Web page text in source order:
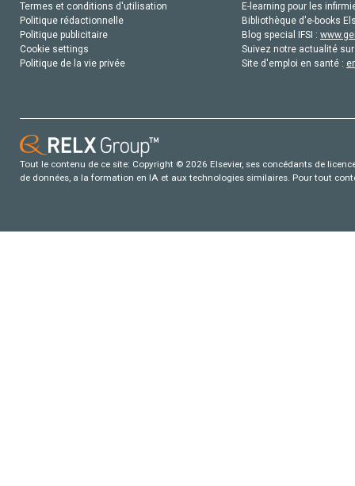
Termes et conditions d'utilisation
Politique rédactionnelle
Politique publicitaire
Cookie settings
Politique de la vie privée
E-learning pour les
Bibliothèque d'e-books
Blog special IFSI :
Suivez notre actualité
Site d'emploi en santé :
Tout le contenu de ce site: Copyright © 2026 Elsevier, ses concédants de
de données, a la formation en IA et aux technologies similaires. Pour tout